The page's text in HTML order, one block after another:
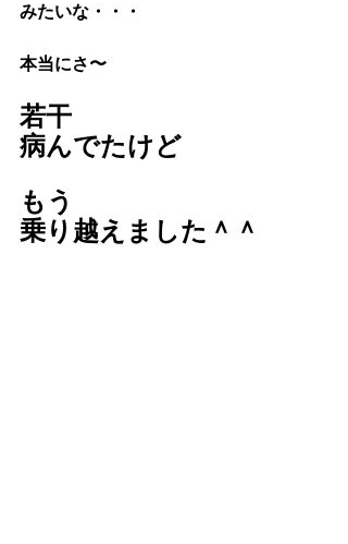
みたいな・・・
本当にさ〜
若干
病んでたけど
もう
乗り越えました＾＾